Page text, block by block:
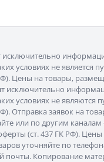
исключительно
условиях не является
Цены на товары,
исключительно
условиях не являются
Отправка заявок на
или по другим каналам
(ст. 437 ГК РФ).
уточняйте по
почты. Копирование